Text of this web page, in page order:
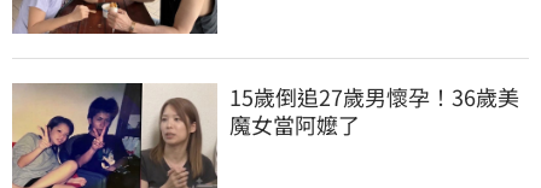
15歲倒追27歲男懷孕！36歲美
魔女當阿嬤了